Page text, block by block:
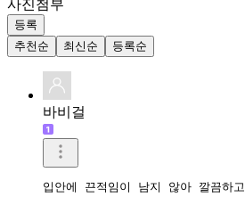
사진첨부
등록
추천순
최신순 등록순
바비걸
입안에 끈적임이 남지 않아 깔끔하